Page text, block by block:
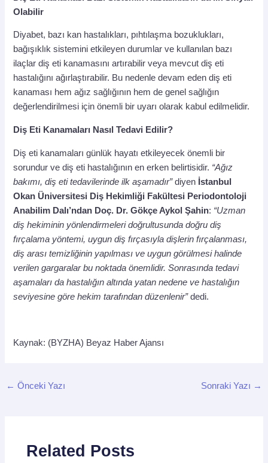
Olabilir
Diyabet, bazı kan hastalıkları, pıhtılaşma bozuklukları,
bağışıklık sistemini etkileyen durumlar ve kullanılan bazı
ilaçlar diş eti kanamasını artırabilir veya mevcut diş eti
hastalığını ağırlaştırabilir. Bu nedenle devam eden diş eti
kanaması hem ağız sağlığının hem de genel sağlığın
değerlendirilmesi için önemli bir uyarı olarak kabul edilmelidir.
Diş Eti Kanamaları Nasıl Tedavi Edilir?
Diş eti kanamaları günlük hayatı etkileyecek önemli bir
sorundur ve diş eti hastalığının en erken belirtisidir. “Ağız
bakımı, diş eti tedavilerinde ilk aşamadır”diyen İstanbul
Okan Üniversitesi Diş Hekimliği Fakültesi Periodontoloji
Anabilim Dalı’ndan Doç. Dr. Gökçe Aykol Şahin: “Uzman
diş hekiminin yönlendirmeleri doğrultusunda doğru diş
fırçalama yöntemi, uygun diş fırçasıyla dişlerin fırçalanması,
diş arası temizliğinin yapılması ve uygun görülmesi halinde
verilen gargaralar bu noktada önemlidir. Sonrasında tedavi
aşamaları da hastalığın altında yatan nedene ve hastalığın
seviyesine göre hekim tarafından düzenlenir”dedi.
Kaynak: (BYZHA) Beyaz Haber Ajansı
← Önceki Yazı Sonraki Yazı →
Related Posts